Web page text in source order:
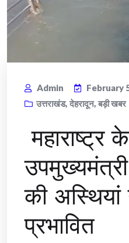
Admin
February
उत्तराखंड, देहरादून, बड़ी खबर
महाराष्ट्र के
की
प्रभावित